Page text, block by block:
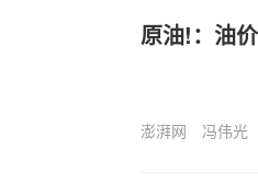
原油!：油
澎湃网 冯伟光